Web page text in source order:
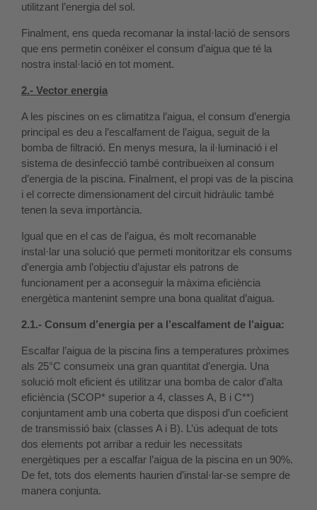
utilitzant l’energia del sol.
Finalment, ens queda recomanar la instal·lació de sensors
que ens permetin conèixer el consum d’aigua que té la
nostra instal·lació en tot moment.
2.- Vector energia
A les piscines on es climatitza l’aigua, el consum d’energia
principal es deu a l’escalfament de l’aigua, seguit de la
bomba de filtració. En menys mesura, la il·luminació i el
sistema de desinfecció també contribueixen al consum
d’energia de la piscina. Finalment, el propi vas de la piscina
i el correcte dimensionament del circuit hidràulic també
tenen la seva importància.
Igual que en el cas de l’aigua, és molt recomanable
instal·lar una solució que permeti monitoritzar els consums
d’energia amb l’objectiu d’ajustar els patrons de
funcionament per a aconseguir la màxima eficiència
energètica mantenint sempre una bona qualitat d’aigua.
2.1.- Consum d’energia per a l’escalfament de l’aigua:
Escalfar l’aigua de la piscina fins a temperatures pròximes
als 25°C consumeix una gran quantitat d’energia. Una
solució molt eficient és utilitzar una bomba de calor d’alta
eficiència (SCOP* superior a 4, classes A, B i C**)
conjuntament amb una coberta que disposi d’un coeficient
de transmissió baix (classes A i B). L’ús adequat de tots
dos elements pot arribar a reduir les necessitats
energètiques per a escalfar l’aigua de la piscina en un 90%.
De fet, tots dos elements haurien d’instal·lar-se sempre de
manera conjunta.